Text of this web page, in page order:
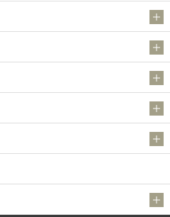
式会社）
シリーズの開発について
告書